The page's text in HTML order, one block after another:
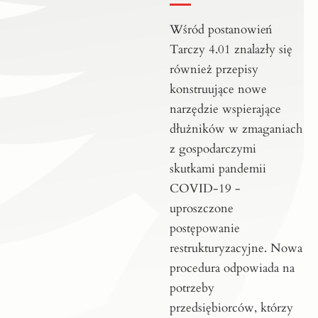
Wśród postanowień
Tarczy 4.01 znalazły się
również przepisy
konstruujące nowe
narzędzie wspierające
dłużników w zmaganiach
z gospodarczymi
skutkami pandemii
COVID-19 -
uproszczone
postępowanie
restrukturyzacyjne. Nowa
procedura odpowiada na
potrzeby
przedsiębiorców, którzy